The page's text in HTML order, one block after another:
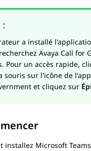
a installé
Avaya Call for
Pour un accès rapide,
souris sur l'icône de
et cliquez sur
installez Microsoft